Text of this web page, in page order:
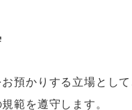
預かりする立場とし
範を遵守します。